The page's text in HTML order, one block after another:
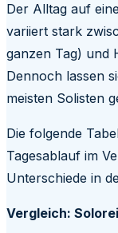
Der Alltag auf
variiert stark
ganzen Tag) und
Dennoch lassen
meisten Solisten
Die folgende
Tagesablauf im
Unterschiede in
Vergleich: